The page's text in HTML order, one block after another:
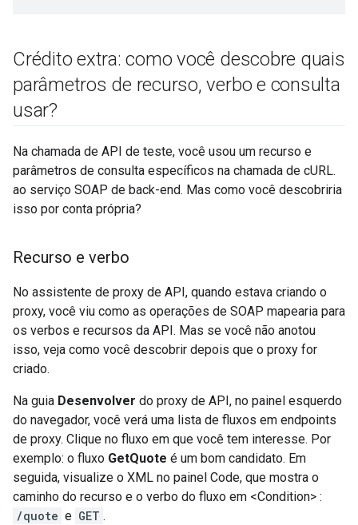
Crédito extra: como você descobre quais
parâmetros de recurso, verbo e consulta
usar?
Na chamada de API de teste, você usou um recurso e
parâmetros de consulta específicos na chamada de cURL.
ao serviço SOAP de back-end. Mas como você descobriria
isso por conta própria?
Recurso e verbo
No assistente de proxy de API, quando estava criando o
proxy, você viu como as operações de SOAP mapearia para
os verbos e recursos da API. Mas se você não anotou
isso, veja como você descobrir depois que o proxy for
criado.
Na guia Desenvolver do proxy de API, no painel esquerdo
do navegador, você verá uma lista de fluxos em endpoints
de proxy. Clique no fluxo em que você tem interesse. Por
exemplo: o fluxo GetQuote é um bom candidato. Em
seguida, visualize o XML no painel Code, que mostra o
caminho do recurso e o verbo do fluxo em <Condition> :
/quote e GET .